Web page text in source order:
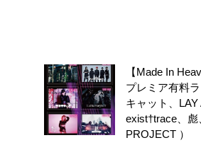
【Made In
プレミア有料
キャット、LAY
exist†trace、
PROJECT ）